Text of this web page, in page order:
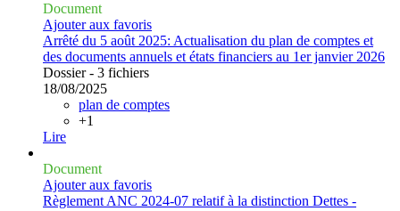
Document
Ajouter aux favoris
Arrêté du 5 août 2025: Actualisation du plan de comptes et
des documents annuels et états financiers au 1er janvier 2026
Dossier - 3 fichiers
18/08/2025
plan de comptes
+1
Lire
Document
Ajouter aux favoris
Règlement ANC 2024-07 relatif à la distinction Dettes -